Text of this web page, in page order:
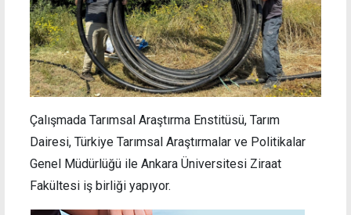
Çalışmada Tarımsal Araştırma Enstitüsü, Tarım
Dairesi, Türkiye Tarımsal Araştırmalar ve Politikalar
Genel Müdürlüğü ile Ankara Üniversitesi Ziraat
Fakültesi iş birliği yapıyor.